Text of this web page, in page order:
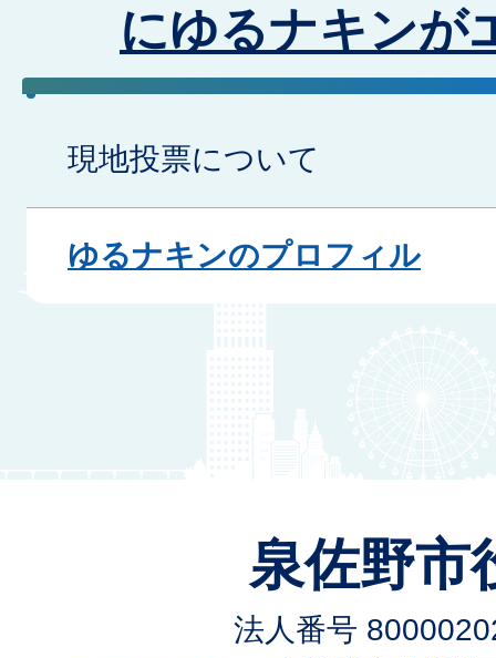
にゆるナキンが
現地投票について
ゆるナキンのプロフィル
泉佐野市
法人番号